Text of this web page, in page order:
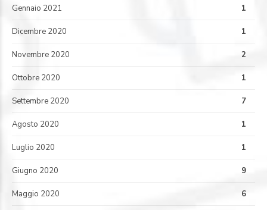
Gennaio 2021 1
Dicembre 2020 1
Novembre 2020 2
Ottobre 2020 1
Settembre 2020 7
Agosto 2020 1
Luglio 2020 1
Giugno 2020 9
Maggio 2020 6